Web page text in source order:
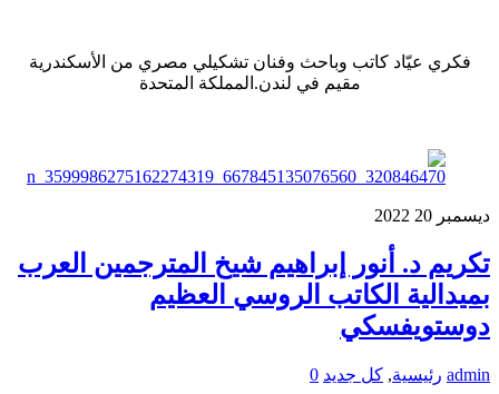
فكري عيّاد كاتب وباحث وفنان تشكيلي مصري من الأسكندرية
مقيم في لندن.المملكة المتحدة
ديسمبر 20
2022
تكريم د. أنور إبراهيم شيخ المترجمين العرب
بميدالية الكاتب الروسي العظيم
دوستويفسكي
admin رئيسية, كل جديد 0